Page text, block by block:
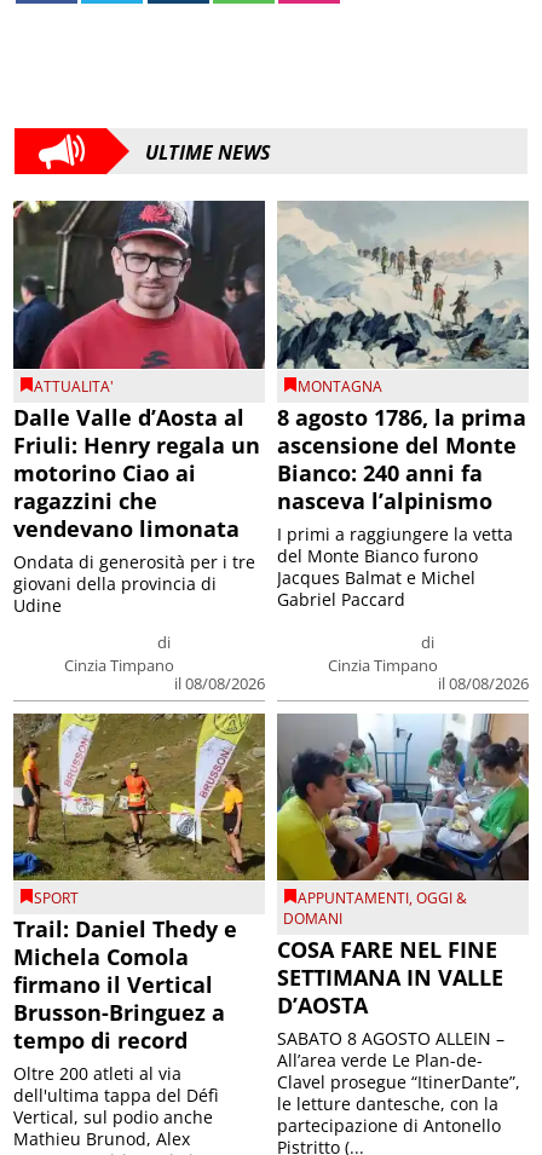
ULTIME NEWS
ATTUALITA'
Dalle Valle d’Aosta al
Friuli: Henry regala un
motorino Ciao ai
ragazzini che
vendevano limonata
di
Cinzia Timpano
il 08/08/2026
Ondata di generosità per i tre
giovani della provincia di
Udine
MONTAGNA
8 agosto 1786, la prima
ascensione del Monte
Bianco: 240 anni fa
nasceva l’alpinismo
di
Cinzia Timpano
il 08/08/2026
I primi a raggiungere la vetta
del Monte Bianco furono
Jacques Balmat e Michel
Gabriel Paccard
SPORT
Trail: Daniel Thedy e
Michela Comola
firmano il Vertical
Brusson-Bringuez a
tempo di record
Oltre 200 atleti al via
dell'ultima tappa del Défì
Vertical, sul podio anche
Mathieu Brunod, Alex
APPUNTAMENTI,OGGI &
DOMANI
COSA FARE NEL FINE
SETTIMANA IN VALLE
D’AOSTA
SABATO 8 AGOSTO ALLEIN –
All’area verde Le Plan-de-
Clavel prosegue “ItinerDante”,
le letture dantesche, con la
partecipazione di Antonello
Pistritto (...